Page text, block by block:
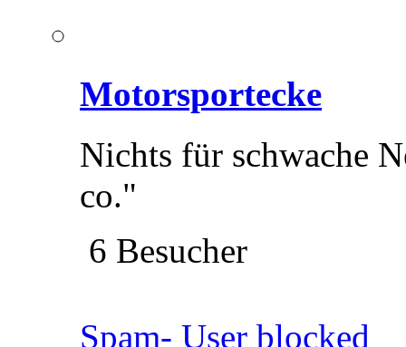
Motorsportecke
Nichts für schwache
co."
6 Besucher
Spam- User blocked